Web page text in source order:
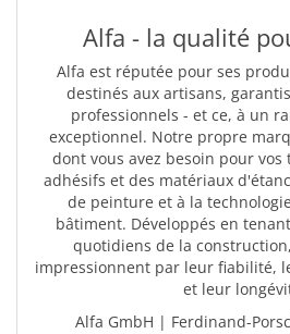
Alfa - la qualité
Alfa est réputée pour ses
destinés aux artisans,
professionnels - et ce, à un
exceptionnel. Notre propre
dont vous avez besoin pour vos
adhésifs et des matériaux
de peinture et à la
bâtiment. Développés en
quotidiens de la
impressionnent par leur fiabilité,
et leur
Alfa GmbH | Ferdinand-